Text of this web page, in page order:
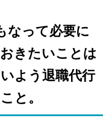
なって必要に
きたいことは
よう退職代行
と。